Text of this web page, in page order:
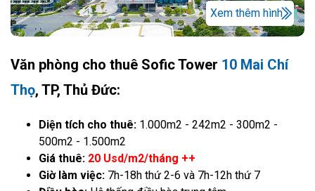
Xem thêm hình
Văn phòng cho thuê Sofic Tower 10 Mai Chí
Thọ, TP, Thủ Đức:
Diện tích cho thuê: 1.000m2 - 242m2 - 300m2 -
500m2 - 1.500m2
Giá thuê: 20 Usd/m2/tháng ++
Giờ làm việc: 7h-18h thứ 2-6 và 7h-12h thứ 7